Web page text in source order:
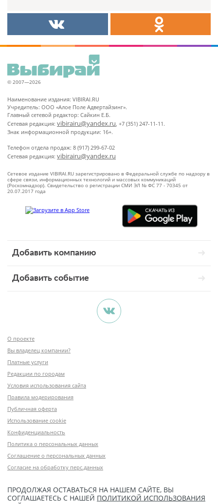
© 2007—2026
Наименование издания: VIBIRAI.RU
Учредитель: ООО «Алое Поле Адвертайзинг».
Главный сетевой редактор: Сайкин Е.Б.
Сетевая редакция: vibirairu@yandex.ru, +7 (351) 247-11-11.
Знак информационной продукции: 16+.
Телефон отдела продаж: 8 (917) 299-67-02
Сетевая редакция: vibirairu@yandex.ru
Сетевое издание VIBIRAI.RU зарегистрировано в Федеральной службе по надзору в
сфере связи, информационных технологий и массовых коммуникаций
(Роскомнадзор). Свидетельство о регистрации СМИ ЭЛ № ФС 77 - 70345 от
20.07.2017 года
Добавить компанию
Добавить событие
О проекте
Вы владелец компании?
Платные услуги
Редакции по городам
Условия использования сайта
Правила модерирования
Публичная оферта
Использование cookie
Конфиденциальность
Политика о персональных данных
Соглашение о персональных данных
Согласие на обработку перс.данных
ПРОДОЛЖАЯ ОСТАВАТЬСЯ НА НАШЕМ САЙТЕ, ВЫ
СОГЛАШАЕТЕСЬ С НАШЕЙ ПОЛИТИКОЙ ИСПОЛЬЗОВАНИЯ